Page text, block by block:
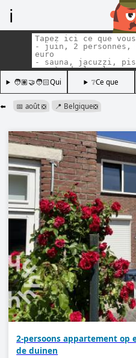
ℹ️
🧑🏽‍🤝‍🧑🏻Qui ❔Ce que
⬅️ 📅 août ❎ 📍 Belgique❎
2-persoons appartement op
de duinen